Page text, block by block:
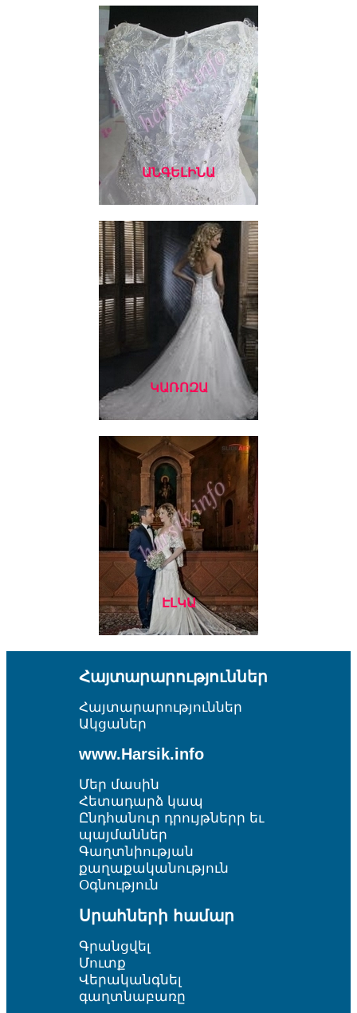
ԱՆԳԵԼԻՆԱ
ԿԱՌՈԶԱ
ԷԼԿԱ
Հայտարարություններ
Հայտարարություններ
Ակցաներ
www.Harsik.info
Մեր մասին
Հետադարձ կապ
Ընդհանուր դրույթներր եւ
պայմաններ
Գաղտնիության
քաղաքականություն
Օգնություն
Սրահների համար
Գրանցվել
Մուտք
Վերականգնել
գաղտնաբառը